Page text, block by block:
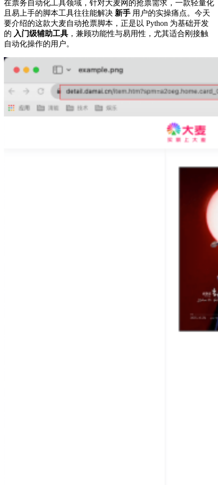
在票务自动化工具领域，针对大麦网的抢票需求，一款轻量化
且易上手的脚本工具往往能解决 新手 用户的实操痛点。今天
要介绍的这款大麦自动抢票脚本，正是以 Python 为基础开发
的 入门级辅助工具 ，兼顾功能性与易用性，尤其适合刚接触
自动化操作的用户。